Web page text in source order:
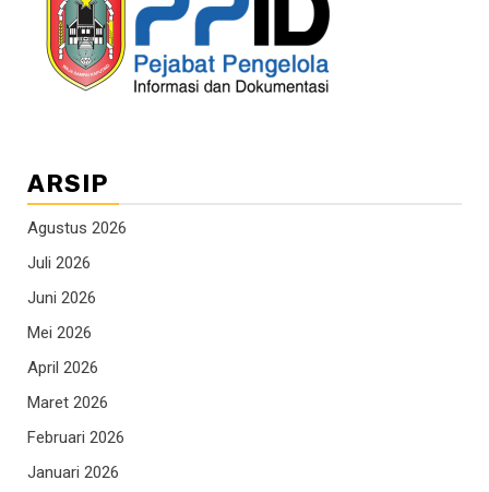
ARSIP
Agustus 2026
Juli 2026
Juni 2026
Mei 2026
April 2026
Maret 2026
Februari 2026
Januari 2026